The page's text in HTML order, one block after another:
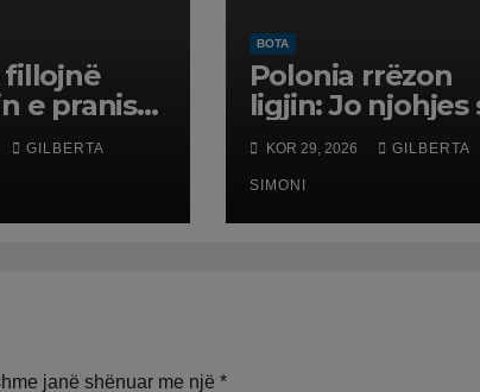
fillojnë
e pranisë
në
GILBERTA
BOTA
Polonia rrëzon
ligjin: Jo njohjes
martesave të të
njëjtit seks
KOR 29, 2026 GILBERTA
SIMONI
janë shënuar me një *